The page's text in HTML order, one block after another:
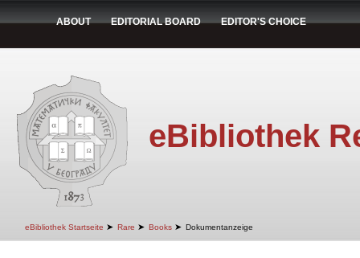
ABOUT EDITORIAL BOARD EDITOR'S CHOICE
eBibliothek
eBibliothek Startseite ➤ Rare ➤ Books ➤ Dokumentanzeige